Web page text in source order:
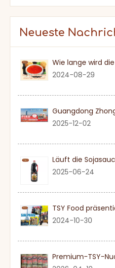
Neueste
2024-08-29
2025-12-02
Läuft die
2025-06-24
2024-10-30